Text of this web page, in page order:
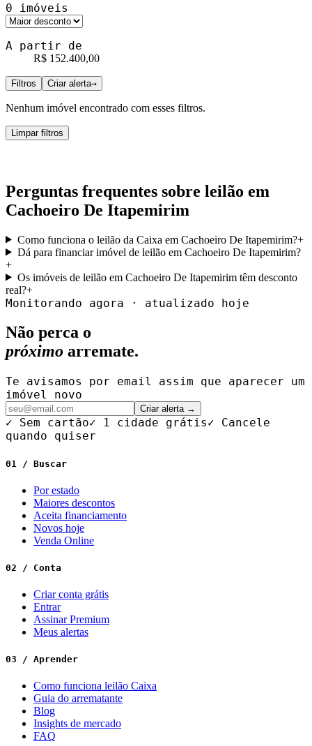
0 imóveis
A partir de
R$ 152.400,00
Filtros Criar alerta→
Nenhum imóvel encontrado com esses filtros.
Limpar filtros
Perguntas frequentes sobre leilão em
Cachoeiro De Itapemirim
Como funciona o leilão da Caixa em Cachoeiro De Itapemirim?+
Dá para financiar imóvel de leilão em Cachoeiro De Itapemirim?
+
Os imóveis de leilão em Cachoeiro De Itapemirim têm desconto
real?+
Monitorando agora · atualizado hoje
Não perca o
próximo arremate.
Te avisamos por email assim que aparecer um
imóvel novo
Criar alerta →
✓ Sem cartão✓ 1 cidade grátis✓ Cancele
quando quiser
01 / Buscar
Por estado
Maiores descontos
Aceita financiamento
Novos hoje
Venda Online
02 / Conta
Criar conta grátis
Entrar
Assinar Premium
Meus alertas
03 / Aprender
Como funciona leilão Caixa
Guia do arrematante
Blog
Insights de mercado
FAQ